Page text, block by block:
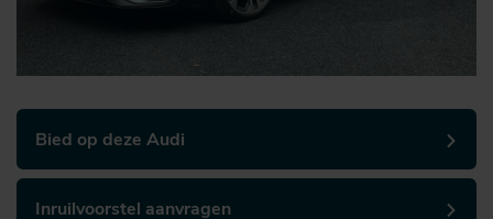
Bied op deze Audi
Inruilvoorstel aanvragen